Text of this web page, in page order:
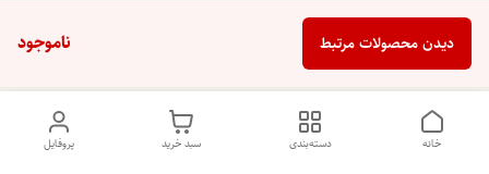
ناموجود دیدن محصولات مرتبط
پروفایل سبد خرید دسته‌بندی خانه